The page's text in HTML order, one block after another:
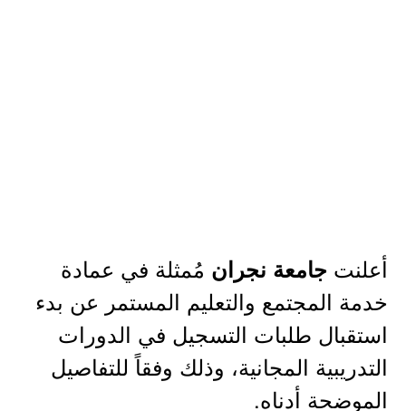
أعلنت جامعة نجران مُمثلة في عمادة
خدمة المجتمع والتعليم المستمر عن بدء
استقبال طلبات التسجيل في الدورات
التدريبية المجانية، وذلك وفقاً للتفاصيل
الموضحة أدناه.